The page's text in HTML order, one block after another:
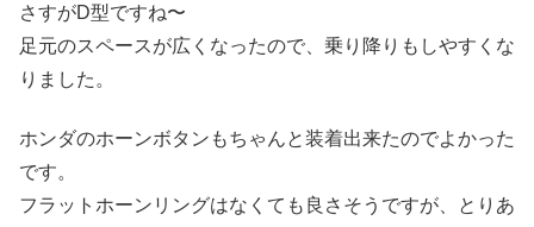
さすがD型ですね〜
足元のスペースが広くなったので、乗り降りもしやすくな
りました。
ホンダのホーンボタンもちゃんと装着出来たのでよかった
です。
フラットホーンリングはなくても良さそうですが、とりあ